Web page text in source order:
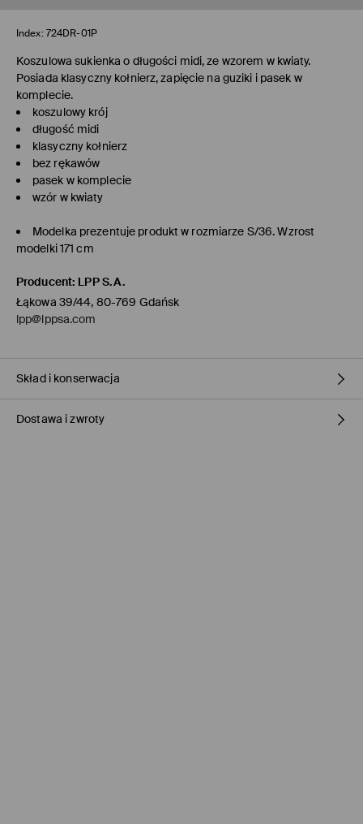
Index: 724DR-01P
Koszulowa sukienka o długości midi, ze wzorem w kwiaty.
Posiada klasyczny kołnierz, zapięcie na guziki i pasek w
komplecie.
koszulowy krój
długość midi
klasyczny kołnierz
bez rękawów
pasek w komplecie
wzór w kwiaty
Modelka prezentuje produkt w rozmiarze S/36. Wzrost
modelki 171 cm
Producent: LPP S.A.
Łąkowa 39/44, 80-769 Gdańsk
lpp@lppsa.com
Skład i konserwacja
Materiał I: 100% POLIESTER
Dostawa i zwroty